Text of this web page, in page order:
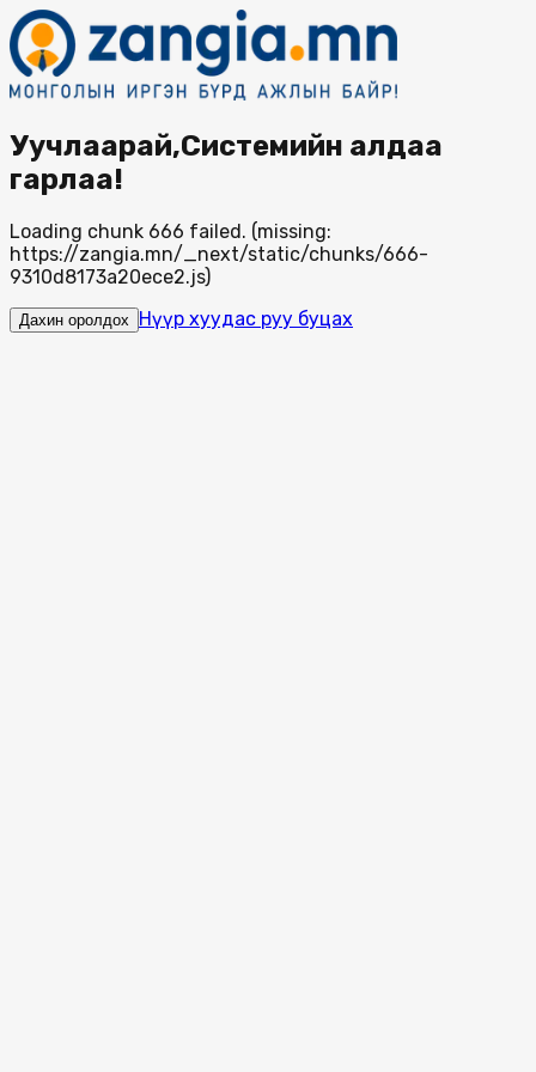
Уучлаарай,Системийн алдаа
гарлаа!
Loading chunk 666 failed. (missing:
https://zangia.mn/_next/static/chunks/666-
9310d8173a20ece2.js)
Дахин оролдох Нүүр хуудас руу буцах